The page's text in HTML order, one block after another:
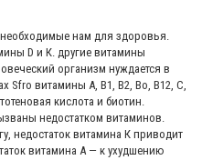
нам для здоровья.
D и К. другие витамины
организм нуждается в
Sfro витамины А, В1, В2, Во, В12, С,
кислота и биотин.
недостатком витаминов.
недостаток витамина К приводит
витамина А — к ухудшению